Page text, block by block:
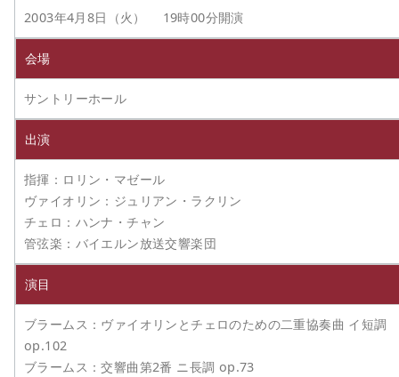
2003年4月8日（火） 19時00分開演
会場
サントリーホール
出演
指揮：ロリン・マゼール
ヴァイオリン：ジュリアン・ラクリン
チェロ：ハンナ・チャン
管弦楽：バイエルン放送交響楽団
演目
ブラームス：ヴァイオリンとチェロのための二重協奏曲 イ短調
op.102
ブラームス：交響曲第2番 ニ長調 op.73